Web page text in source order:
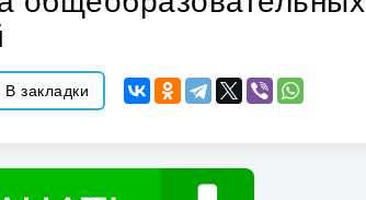
В закладки